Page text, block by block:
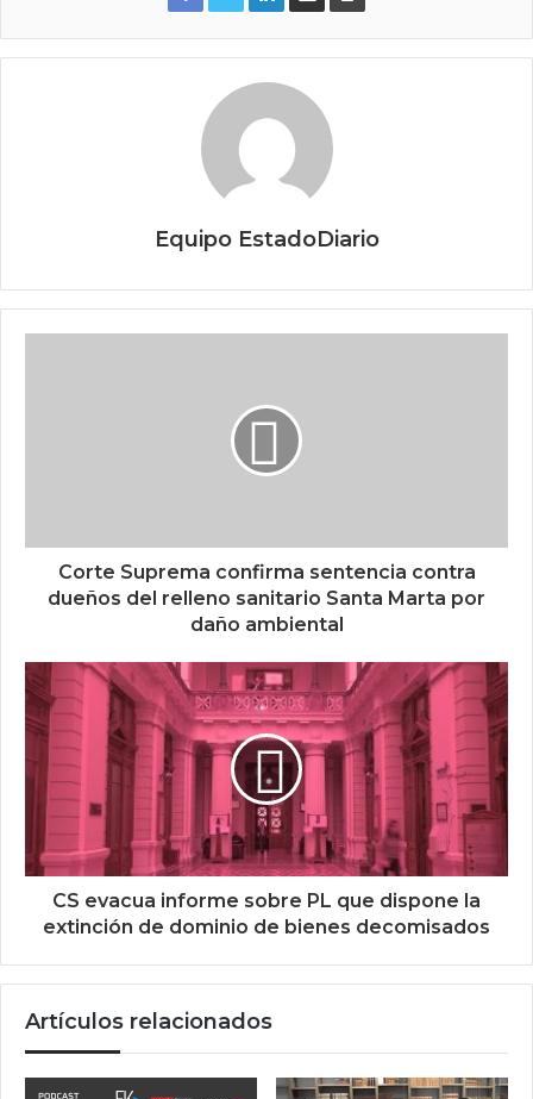
Equipo EstadoDiario
Corte Suprema confirma sentencia contra
dueños del relleno sanitario Santa Marta por
daño ambiental
CS evacua informe sobre PL que dispone la
extinción de dominio de bienes decomisados
Artículos relacionados